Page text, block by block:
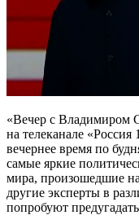
«Вечер с Владимиром
на телеканале
вечернее время по
самые яркие
мира, произошедшие
другие эксперты в
попробуют